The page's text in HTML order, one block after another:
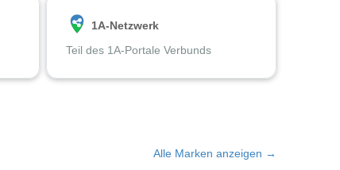
1A-Netzwerk
Teil des 1A-Portale Verbunds
Alle Marken anzeigen →